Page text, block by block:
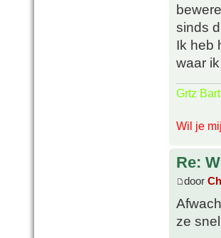
sinds
Ik heb
waar
Grtz
Wil je
Re:
door
ze snel